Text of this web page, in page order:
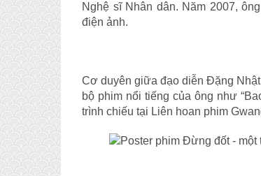
Nghệ sĩ Nhân dân. Năm 2007,
điện ảnh.
Cơ duyên giữa đạo diễn Đặng
bộ phim nổi tiếng của ông như
trình chiếu tại Liên hoan phim